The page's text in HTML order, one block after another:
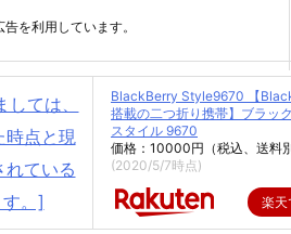
を利用しています。
BlackBerry Style9670 【
搭載の二つ折り携帯】ブラッ
スタイル 9670
価格：10000円（税込、送料
(2020/5/7時点)
楽天